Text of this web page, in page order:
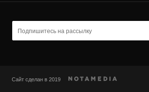
Сайт сделан в 2019